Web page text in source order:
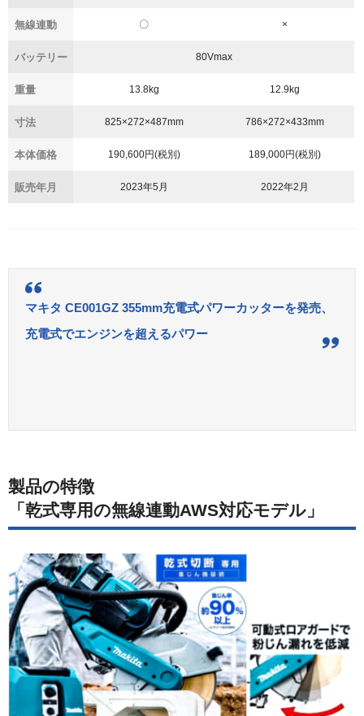
無線連動 〇 ×
バッテリー 80Vmax
重量 13.8kg 12.9kg
寸法 825×272×487mm 786×272×433mm
本体価格 190,600円(税別) 189,000円(税別)
販売年月 2023年5月 2022年2月
マキタ CE001GZ 355mm充電式パワーカッターを発売、
充電式でエンジンを超えるパワー
製品の特徴
「乾式専用の無線連動AWS対応モデル」